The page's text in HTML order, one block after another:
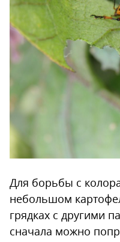
Для борьбы с
небольшом
грядках с другими
сначала можно